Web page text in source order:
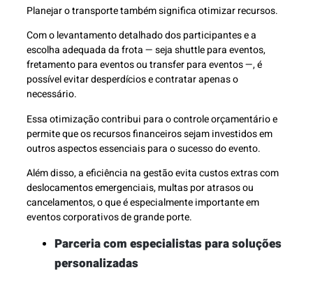
Planejar o transporte também significa otimizar recursos.
Com o levantamento detalhado dos participantes e a
escolha adequada da frota — seja shuttle para eventos,
fretamento para eventos ou transfer para eventos —, é
possível evitar desperdícios e contratar apenas o
necessário.
Essa otimização contribui para o controle orçamentário e
permite que os recursos financeiros sejam investidos em
outros aspectos essenciais para o sucesso do evento.
Além disso, a eficiência na gestão evita custos extras com
deslocamentos emergenciais, multas por atrasos ou
cancelamentos, o que é especialmente importante em
eventos corporativos de grande porte.
Parceria com especialistas para soluções
personalizadas